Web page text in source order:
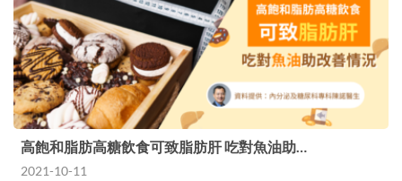
高飽和脂肪高糖飲食可致脂肪肝 吃對魚油助…
2021-10-11